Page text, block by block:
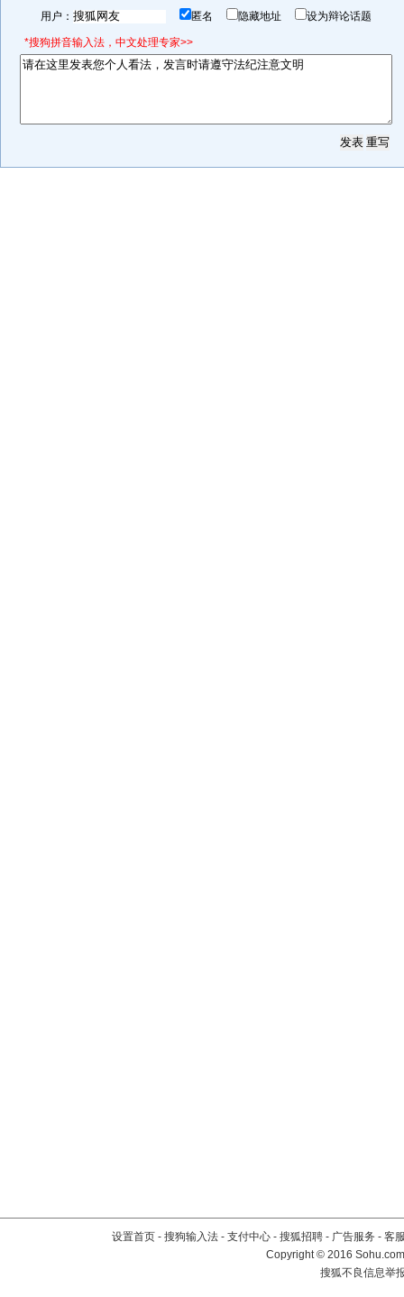
用户： 匿名 隐藏地址 设为辩论话题
*搜狗拼音输入法，中文处理专家>>
设置首页 - 搜狗输入法 - 支付中心 - 搜狐招聘 - 广告服务 - 客
Copyright©2016
搜狐不良信息举